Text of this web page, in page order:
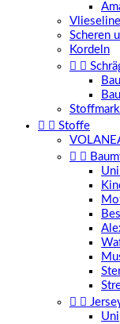
Vlieseline
Scheren
Kordeln
 
  Stoffe
 
 
Uni